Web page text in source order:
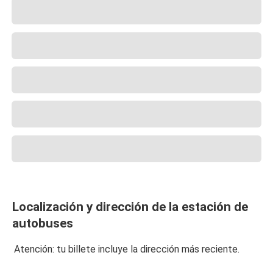
Localización y dirección de la estación de
autobuses
Atención: tu billete incluye la dirección más reciente.